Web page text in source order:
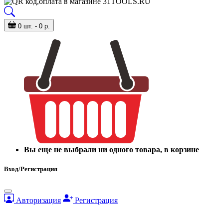
0 шт. - 0 р.
Вы еще не выбрали ни одного товара, в корзине
Вход/Регистрация
Авторизация Регистрация